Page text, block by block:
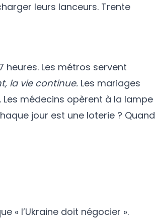
leurs lanceurs. Trente
heures. Les métros servent
la vie continue. Les mariages
médecins opèrent à la lampe
jour est une loterie ? Quand
« l’Ukraine doit négocier ».